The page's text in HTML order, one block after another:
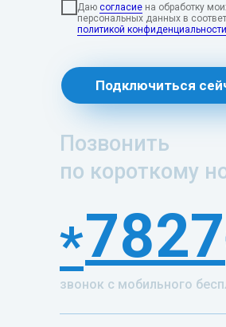
звонок с мобильного
Даю согласие на обработку
персональных данных в
политикой конфиденциальности
Подключиться
Позвонить
по короткому
7827
*